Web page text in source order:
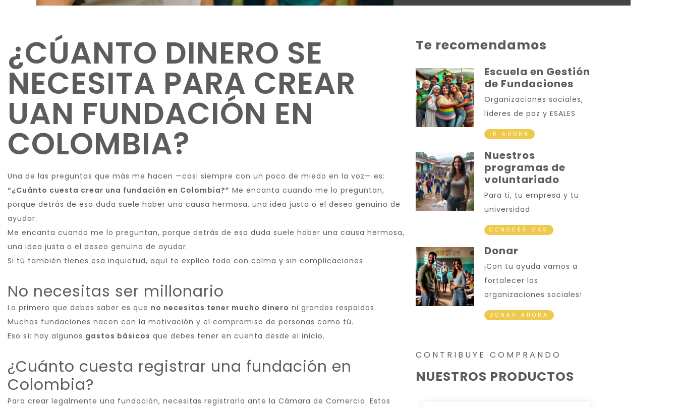
¿CÚANTO DINERO SE
NECESITA PARA CREAR
UAN FUNDACIÓN EN
COLOMBIA?
Una de las preguntas que más me hacen —casi siempre con un poco de miedo en la voz— es:
“¿Cuánto cuesta crear una fundación en Colombia?” Me encanta cuando me lo preguntan,
porque detrás de esa duda suele haber una causa hermosa, una idea justa o el deseo genuino de
ayudar.
Me encanta cuando me lo preguntan, porque detrás de esa duda suele haber una causa hermosa,
una idea justa o el deseo genuino de ayudar.
Si tú también tienes esa inquietud, aquí te explico todo con calma y sin complicaciones.
No necesitas ser millonario
Lo primero que debes saber es que no necesitas tener mucho dinero ni grandes respaldos.
Muchas fundaciones nacen con la motivación y el compromiso de personas como tú.
Eso sí: hay algunos gastos básicos que debes tener en cuenta desde el inicio.
¿Cuánto cuesta registrar una fundación en
Colombia?
Para crear legalmente una fundación, necesitas registrarla ante la Cámara de Comercio. Estos
Te recomendamos
Escuela en Gestión
de Fundaciones
Organizaciones sociales,
líderes de paz y ESALES
IR AHORA
Nuestros
programas de
voluntariado
Para ti, tu empresa y tu
universidad
CONOCER MÁS
Donar
¡Con tu ayuda vamos a
fortalecer las
organizaciones sociales!
DONAR AHORA
CONTRIBUYE COMPRANDO
NUESTROS PRODUCTOS